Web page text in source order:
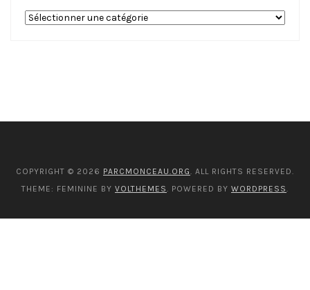
COPYRIGHT © 2026 PARCMONCEAU.ORG. ALL RIGHTS RESERVED.
THEME: FEMININE BY VOLTHEMES. POWERED BY WORDPRESS.